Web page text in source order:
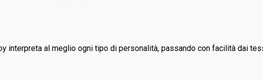
interpreta al meglio ogni tipo di personalità, passando con facilità dai